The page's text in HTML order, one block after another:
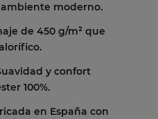
moderno.
de 450 g/m² que
y confort
100%.
en España con